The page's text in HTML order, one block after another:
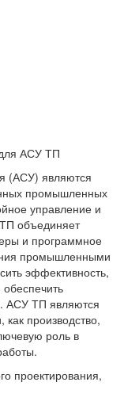
АСУ ТП
(АСУ) являются
промышленных
управление и
объединяет
и программное
промышленными
эффективность,
обеспечить
АСУ ТП являются
производство,
роль в
проектирования,